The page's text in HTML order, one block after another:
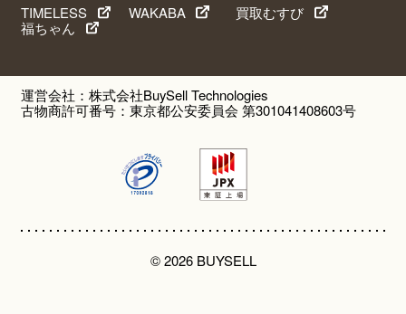
TIMELESS WAKABA
買取むすび
福ちゃん
運営会社：株式会社BuySell Technologies
古物商許可番号：東京都公安委員会 第301041408603号
© 2026 BUYSELL